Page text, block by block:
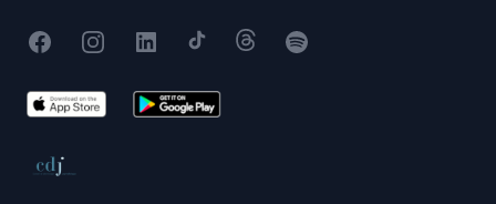
FacebookInstagram
X TikTokThreadsSpotify
App Store Google Play
Conseil de déontologie journalistique